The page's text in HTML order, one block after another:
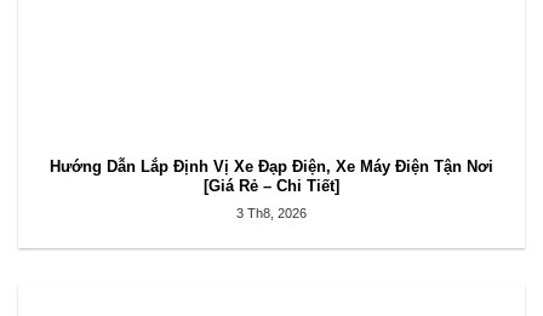
Hướng Dẫn Lắp Định Vị Xe Đạp Điện, Xe Máy Điện Tận Nơi
[Giá Rẻ – Chi Tiết]
3 Th8, 2026